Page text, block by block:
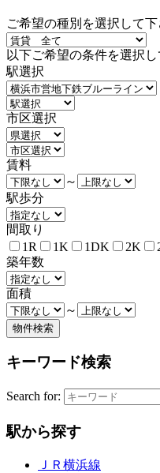
ご希望の種別を選択して下
以下ご希望の条件を選択
駅選択
市区選択
賃料
～
駅歩分
間取り
1R
1K 1DK 2K
築年数
面積
～
キーワード検索
Search for:
駅から探す
ＪＲ横浜線